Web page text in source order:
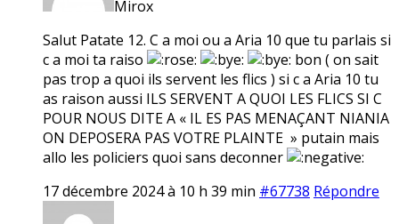
Mirox
Salut Patate 12. C a moi ou a Aria 10 que tu parlais si
c a moi ta raiso
bon ( on sait
pas trop a quoi ils servent les flics ) si c a Aria 10 tu
as raison aussi ILS SERVENT A QUOI LES FLICS SI C
POUR NOUS DITE A « IL ES PAS MENAÇANT NIANIA
ON DEPOSERA PAS VOTRE PLAINTE » putain mais
allo les policiers quoi sans deconner
17 décembre 2024 à 10 h 39 min #67738 Répondre